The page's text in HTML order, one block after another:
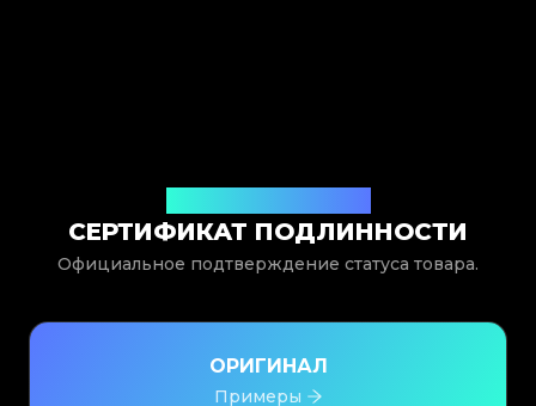
СЕРТИФИКАТ ПОДЛИННОСТИ
Официальное подтверждение статуса товара.
ОРИГИНАЛ
Примеры